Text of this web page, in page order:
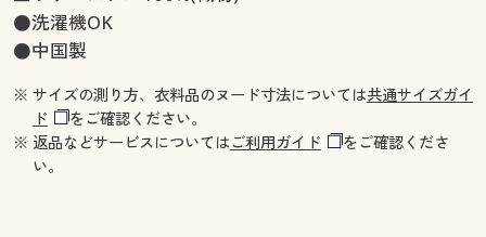
●洗濯機OK
●中国製
※ サイズの測り方、衣料品のヌード寸法については共通サイズガイ
ド
をご確認ください。
※ 返品などサービスについてはご利用ガイド
をご確認くださ
い。